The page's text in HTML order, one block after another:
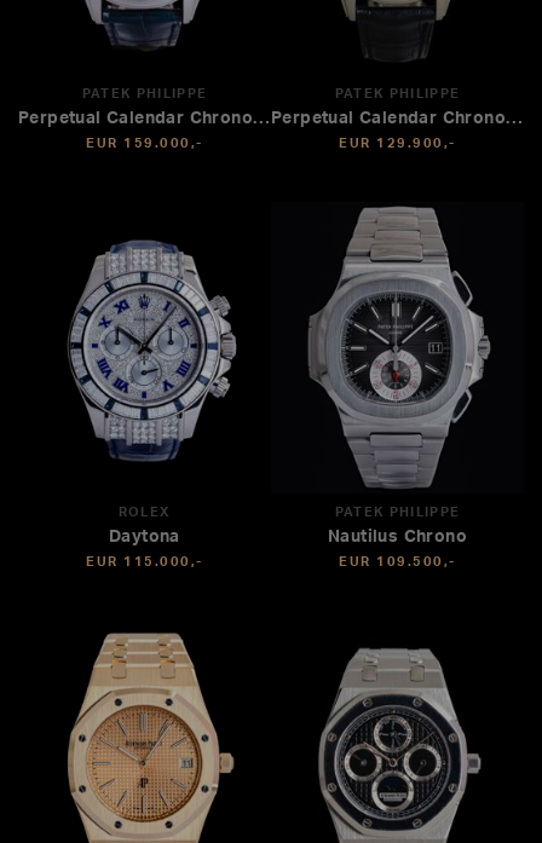
PATEK PHILIPPE
Perpetual Calendar Chronograph
EUR 159.000,-
PATEK PHILIPPE
Perpetual Calendar Chronograph
EUR 129.900,-
ROLEX
Daytona
EUR 115.000,-
PATEK PHILIPPE
Nautilus Chrono
EUR 109.500,-